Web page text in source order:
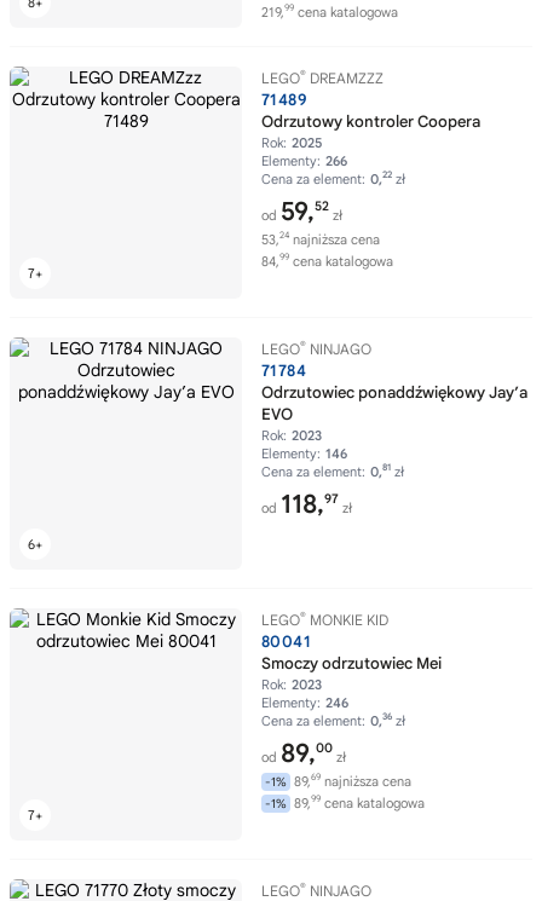
219,99 cena katalogowa
LEGO® DREAMZZZ
71489
Odrzutowy kontroler Coopera
Rok: 2025
Elementy: 266
Cena za element: 0,22 zł
od 59,52
zł
53,24 najniższa cena
84,99 cena katalogowa
LEGO® NINJAGO
71784
Odrzutowiec ponaddźwiękowy Jay’a
EVO
Rok: 2023
Elementy: 146
Cena za element: 0,81 zł
od 118,97
zł
LEGO® MONKIE KID
80041
Smoczy odrzutowiec Mei
Rok: 2023
Elementy: 246
Cena za element: 0,36 zł
od 89,00
zł
-1% 89,69 najniższa cena
-1% 89,99 cena katalogowa
LEGO® NINJAGO